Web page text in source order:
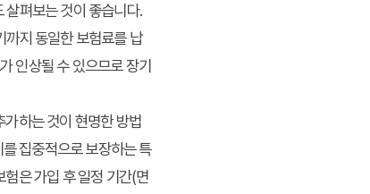
살펴보는 것이 좋습니다.
까지 동일한 보험료를 납
인상될 수 있으므로 장기
가하는 것이 현명한 방법
집중적으로 보장하는 특
은 가입 후 일정 기간(면